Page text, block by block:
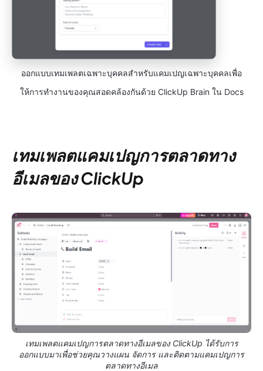
ออกแบบเทมเพลตเฉพาะบุคคลสำหรับแคมเปญเฉพาะบุคคลเพื่อ
ให้การทำงานของคุณสอดคล้องกันด้วย ClickUp Brain ใน Docs
เทมเพลตแคมเปญการตลาดทาง
อีเมลของ ClickUp
เทมเพลตแคมเปญการตลาดทางอีเมลของ ClickUp ได้รับการ
ออกแบบมาเพื่อช่วยคุณวางแผน จัดการ และติดตามแคมเปญการ
ตลาดทางอีเมล